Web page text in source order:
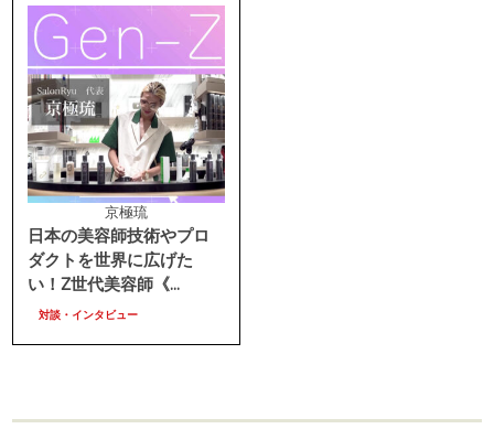
京極琉
日本の美容師技術やプロ
ダクトを世界に広げた
い！Z世代美容師《...
対談・インタビュー